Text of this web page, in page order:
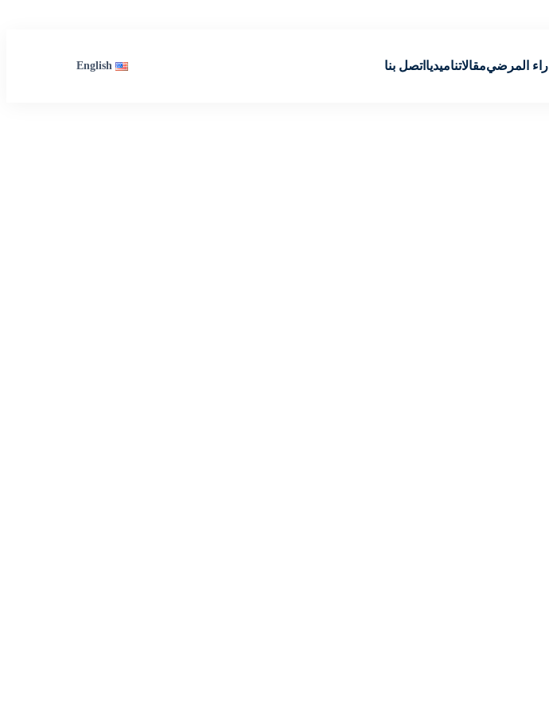
اراء المرضيمقالاتناميديا اتصل بنا English